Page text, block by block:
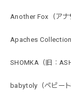
Another Fox（アナ
Apaches
SHOMKA（旧：
babytoly（ベビート